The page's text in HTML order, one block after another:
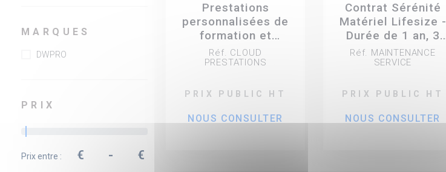
MARQUES
DWPRO
PRIX
Prix entre : € - €
Prestations
personnalisées de
formation et
d'accompagnement
Lifesize Cloud
Réf. CLOUD
PRESTATIONS
PRIX PUBLIC HT
NOUS CONSULTER
Contrat Sérénité
Matériel Lifesize -
Durée de 1 an, 3
ans ou 5 ans
Réf. MAINTENANCE
SERVICE
PRIX PUBLIC HT
NOUS CONSULTER